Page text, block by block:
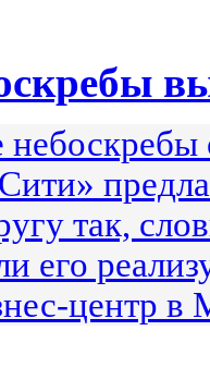
так,
его
центр в